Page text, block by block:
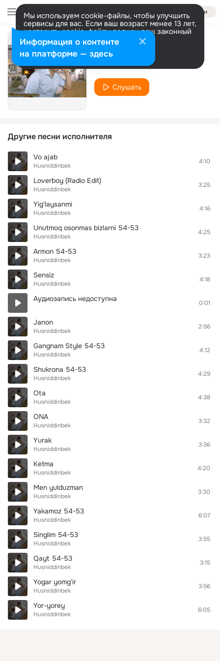
Войти
Мы используем cookie-файлы, чтобы улучшить
сервисы для вас. Если ваш возраст менее 13 лет,
настроить cookie-файлы должен ваш законный
представитель. Больше информации
Разрешить все Настроить
Araz
Husniddinbek
Слушать
Другие песни исполнителя
Vo ajab
Husniddinbek
4:10
Loverboy (Radio Edit)
Husniddinbek
3:25
Yig'laysanmi
Husniddinbek
4:16
Unutmoq osonmas bizlarni 54-53
Husniddinbek
4:25
Armon 54-53
Husniddinbek
3:23
Sensiz
Husniddinbek
4:18
Аудиозапись недоступна 0:01
Janon
Husniddinbek
2:56
Gangnam Style 54-53
Husniddinbek
4:12
Shukrona 54-53
Husniddinbek
4:29
Ota
Husniddinbek
4:38
ONA
Husniddinbek
3:32
Yurak
Husniddinbek
3:36
Ketma
Husniddinbek
4:20
Men yulduzman
Husniddinbek
3:30
Yakamoz 54-53
Husniddinbek
6:07
Singlim 54-53
Husniddinbek
3:55
Qayt 54-53
Husniddinbek
3:15
Yogar yomg'ir
Husniddinbek
3:56
Yor-yorey
Husniddinbek
6:05
Информация о контенте
на платформе — здесь